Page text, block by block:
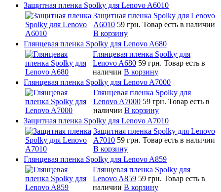
Защитная пленка Spolky для Lenovo A6010
Защитная пленка Spolky для Lenovo
A6010 59 грн. Товар есть в наличии
В корзину
Глянцевая пленка Spolky для Lenovo A680
Глянцевая пленка Spolky для
Lenovo A680 59 грн. Товар есть в
наличии В корзину
Глянцевая пленка Spolky для Lenovo A7000
Глянцевая пленка Spolky для
Lenovo A7000 59 грн. Товар есть в
наличии В корзину
Защитная пленка Spolky для Lenovo A7010
Защитная пленка Spolky для Lenovo
A7010 59 грн. Товар есть в наличии
В корзину
Глянцевая пленка Spolky для Lenovo A859
Глянцевая пленка Spolky для
Lenovo A859 59 грн. Товар есть в
наличии В корзину